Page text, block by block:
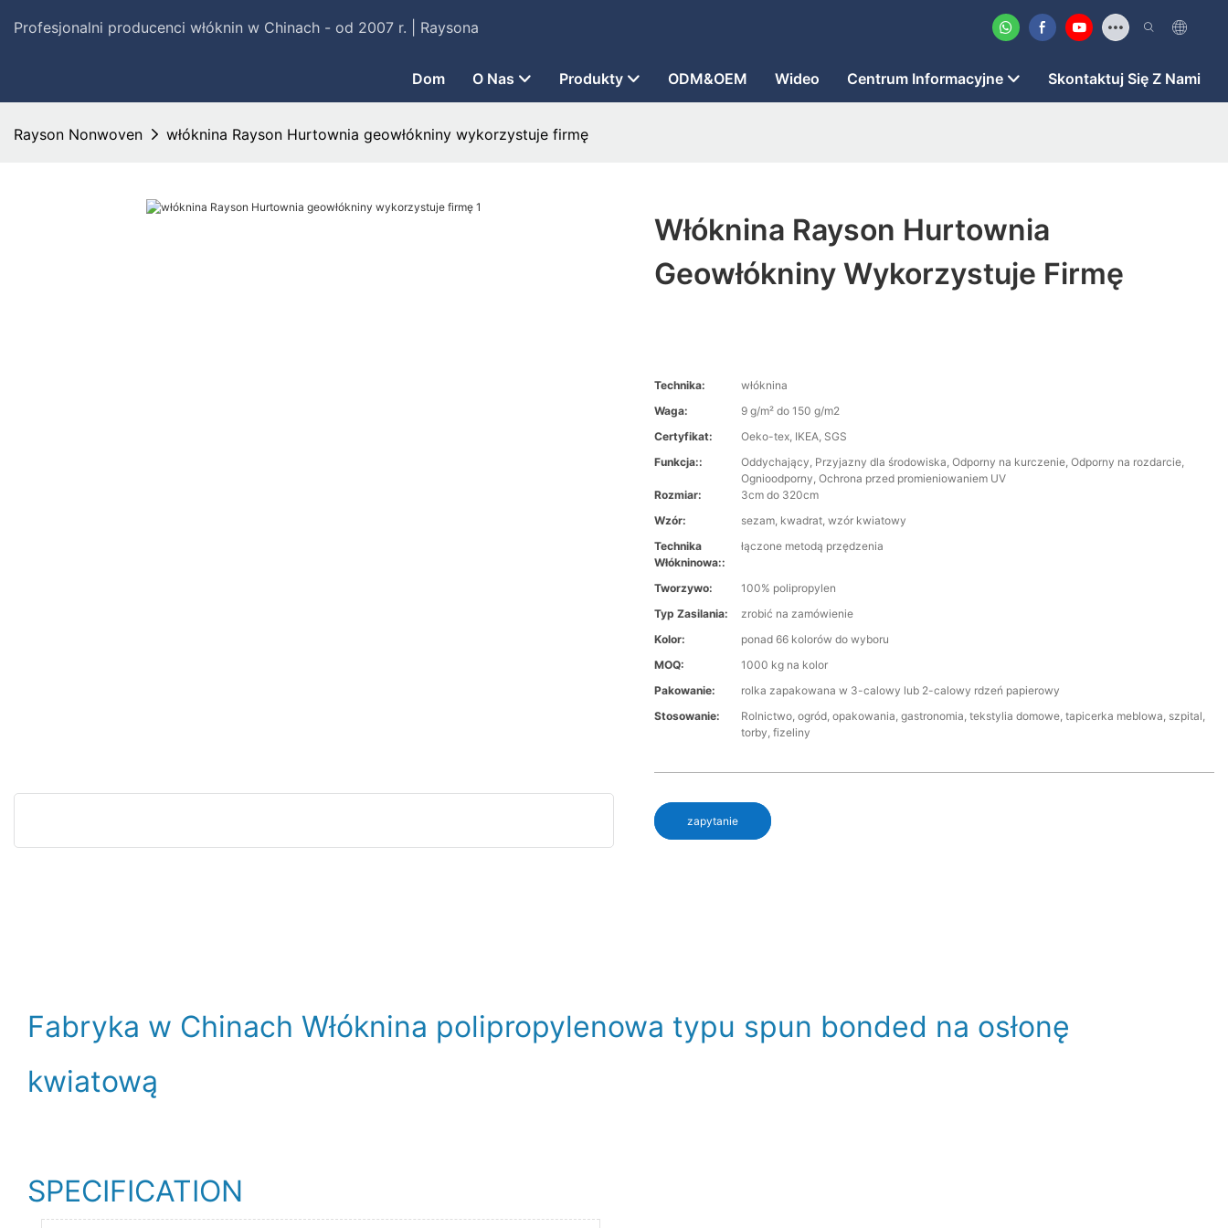
Profesjonalni producenci włóknin w Chinach - od 2007 r. | Raysona
Dom O Nas Produkty ODM&OEM Wideo Centrum Informacyjne Skontaktuj Się Z Nami
Rayson Nonwoven włóknina Rayson Hurtownia geowłókniny wykorzystuje firmę
Włóknina Rayson Hurtownia
Geowłókniny Wykorzystuje Firmę
Technika:
włóknina
Waga:
9 g/m² do 150 g/m2
Certyfikat:
Oeko-tex, IKEA, SGS
Funkcja::
Oddychający, Przyjazny dla środowiska, Odporny na kurczenie, Odporny na rozdarcie,
Ognioodporny, Ochrona przed promieniowaniem UV
Rozmiar:
3cm do 320cm
Wzór:
sezam, kwadrat, wzór kwiatowy
Technika
Włókninowa::
łączone metodą przędzenia
Tworzywo:
100% polipropylen
Typ Zasilania:
zrobić na zamówienie
Kolor:
ponad 66 kolorów do wyboru
MOQ:
1000 kg na kolor
Pakowanie:
rolka zapakowana w 3-calowy lub 2-calowy rdzeń papierowy
Stosowanie:
Rolnictwo, ogród, opakowania, gastronomia, tekstylia domowe, tapicerka meblowa, szpital,
torby, fizeliny
zapytanie
Fabryka w Chinach Włóknina polipropylenowa typu spun bonded na osłonę
kwiatową
SPECIFICATION